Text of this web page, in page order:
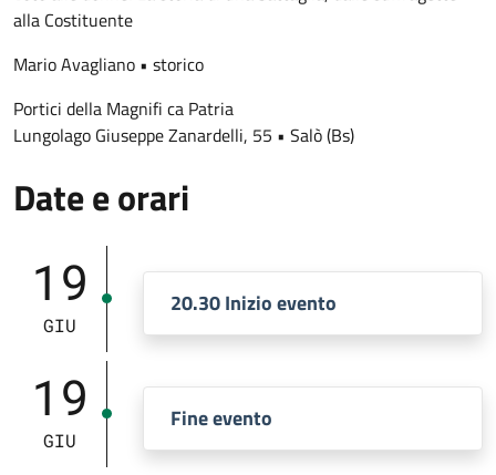
alla Costituente
Mario Avagliano • storico
Portici della Magnifi ca Patria
Lungolago Giuseppe Zanardelli, 55 • Salò (Bs)
Date e orari
19
GIU
20.30 Inizio evento
19
GIU
Fine evento